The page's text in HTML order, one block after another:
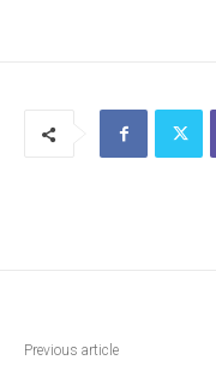
Previous article